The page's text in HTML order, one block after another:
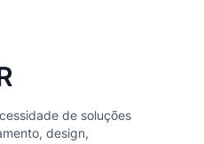
de soluções
design,